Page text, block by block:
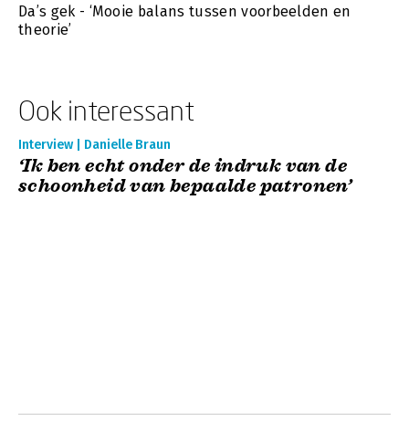
Da’s gek - ‘Mooie balans tussen voorbeelden en
theorie’
Ook interessant
Interview | Danielle Braun
‘Ik ben echt onder de indruk van de
schoonheid van bepaalde patronen’